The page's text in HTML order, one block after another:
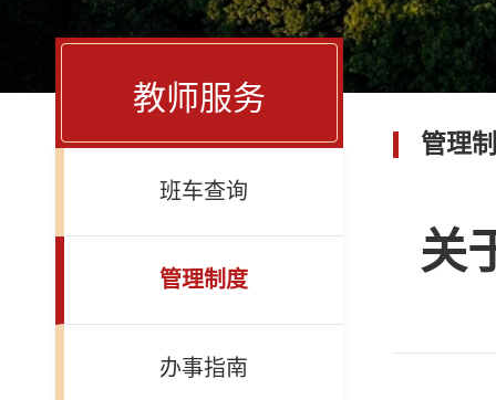
教师服务
班车查询
管理制度
办事指南
管理
关